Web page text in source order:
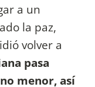
a un
la paz,
volver a
pasa
menor, así